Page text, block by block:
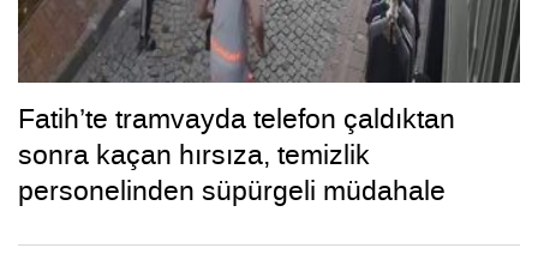
Fatih’te tramvayda telefon çaldıktan
sonra kaçan hırsıza, temizlik
personelinden süpürgeli müdahale